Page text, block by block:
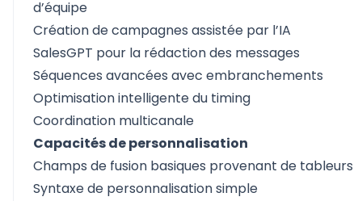
d’équipe
Création de campagnes assistée par l’IA
SalesGPT pour la rédaction des messages
Séquences avancées avec embranchements
Optimisation intelligente du timing
Coordination multicanale
Capacités de personnalisation
Champs de fusion basiques provenant de tableurs
Syntaxe de personnalisation simple